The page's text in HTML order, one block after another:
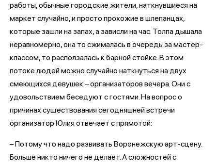
работы, обычные городские жители, наткнувшиеся на
маркет случайно, и просто прохожие в шлепанцах,
которые зашли на запах, а зависли на час. Толпа дышала
неравномерно, она то сжималась в очередь за мастер-
классом, то расползалась к барной стойке. В этом
потоке людей можно случайно наткнуться на двух
смеющихся девушек – организаторов вечера. Они с
удовольствием беседуют с гостями. На вопрос о
причинах существования сегодняшней встречи
организатор Юлия отвечает с прямотой:
– Потому что надо развивать Воронежскую арт-сцену.
Больше никто ничего не делает. А сложностей с